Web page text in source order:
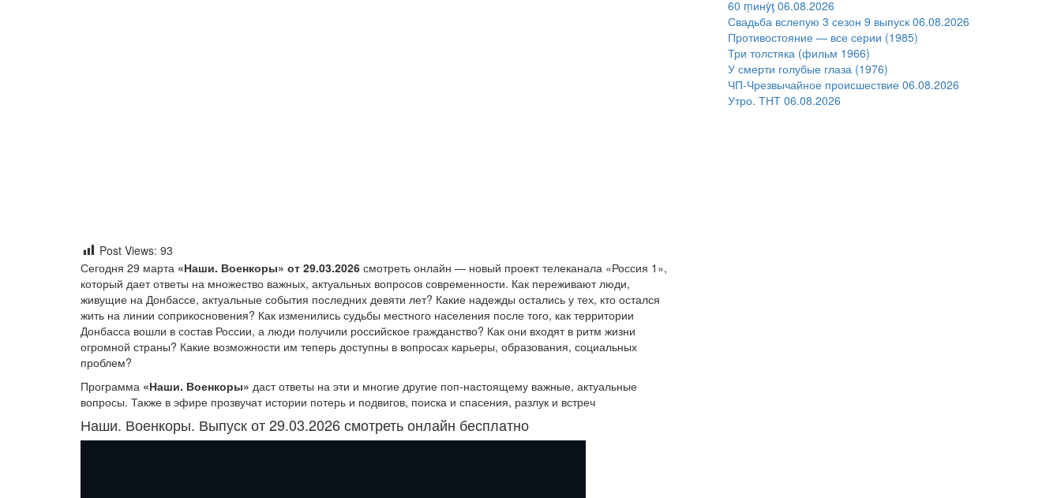
Post Views: 93
Сегодня 29 марта «Наши. Военкоры» от 29.03.2026 смотреть онлайн — новый проект телеканала «Россия 1»,
который дает ответы на множество важных, актуальных вопросов современности. Как переживают люди,
живущие на Донбассе, актуальные события последних девяти лет? Какие надежды остались у тех, кто остался
жить на линии соприкосновения? Как изменились судьбы местного населения после того, как территории
Донбасса вошли в состав России, а люди получили российское гражданство? Как они входят в ритм жизни
огромной страны? Какие возможности им теперь доступны в вопросах карьеры, образования, социальных
проблем?
Программа «Наши. Военкоры» даст ответы на эти и многие другие поп-настоящему важные, актуальные
вопросы. Также в эфире прозвучат истории потерь и подвигов, поиска и спасения, разлук и встреч
Наши. Военкоры. Выпуск от 29.03.2026 смотреть онлайн бесплатно
60 ṃинẏƫ 06.08.2026
Свадьба вслепую 3 сезон 9 выпуск 06.08.2026
Противостояние — все серии (1985)
Три толстяка (фильм 1966)
У смерти голубые глаза (1976)
ЧП-Чрезвычайное происшествие 06.08.2026
Утро. ТНТ 06.08.2026